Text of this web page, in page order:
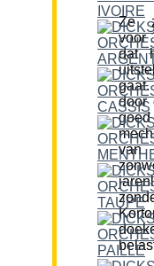
Ze
voor
dat
door